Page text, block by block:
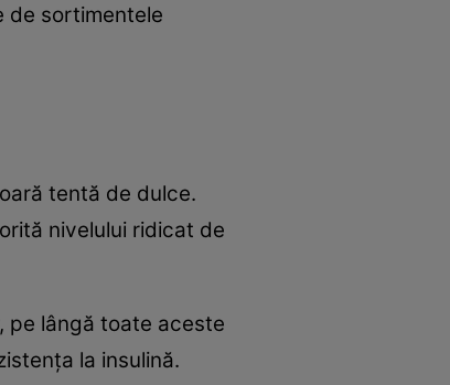
de sortimentele
tentă de dulce.
nivelului ridicat de
pe lângă toate aceste
la insulină.